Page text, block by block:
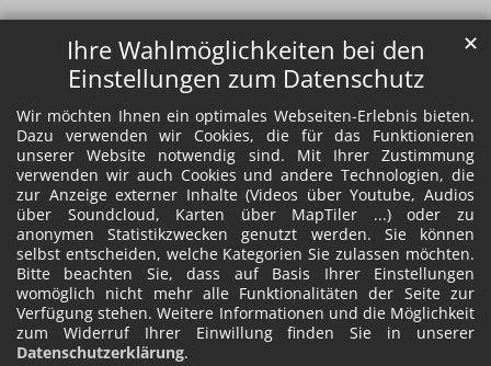
Ihre Wahlmöglichkeiten bei den
Einstellungen zum Datenschutz
Wir möchten Ihnen ein optimales Webseiten-Erlebnis bieten.
Dazu verwenden wir Cookies, die für das Funktionieren
unserer Website notwendig sind. Mit Ihrer Zustimmung
verwenden wir auch Cookies und andere Technologien, die
zur Anzeige externer Inhalte (Videos über Youtube, Audios
über Soundcloud, Karten über MapTiler ...) oder zu
anonymen Statistikzwecken genutzt werden. Sie können
selbst entscheiden, welche Kategorien Sie zulassen möchten.
Bitte beachten Sie, dass auf Basis Ihrer Einstellungen
womöglich nicht mehr alle Funktionalitäten der Seite zur
Verfügung stehen. Weitere Informationen und die Möglichkeit
zum Widerruf Ihrer Einwillung finden Sie in unserer
Datenschutzerklärung.
✕